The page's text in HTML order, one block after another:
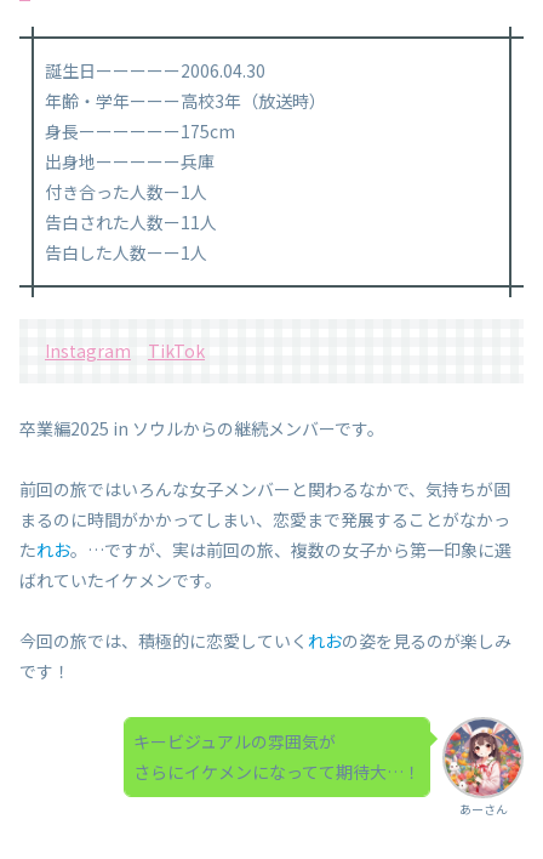
誕生日ーーーーー2006.04.30
年齢・学年ーーー高校3年（放送時）
身長ーーーーーー175cm
出身地ーーーーー兵庫
付き合った人数ー1人
告白された人数ー11人
告白した人数ーー1人
Instagram TikTok
卒業編2025 in ソウルからの継続メンバーです。
前回の旅ではいろんな女子メンバーと関わるなかで、気持ちが固
まるのに時間がかかってしまい、恋愛まで発展することがなかっ
たれお。…ですが、実は前回の旅、複数の女子から第一印象に選
ばれていたイケメンです。
今回の旅では、積極的に恋愛していく れおの姿を見るのが楽しみ
です！
あーさん
キービジュアルの雰囲気が
さらにイケメンになってて期待大…！